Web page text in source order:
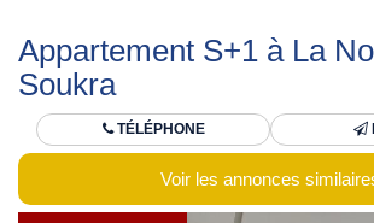
Appartement S+1 à La
Soukra
TÉLÉPHONE
Voir les annonces